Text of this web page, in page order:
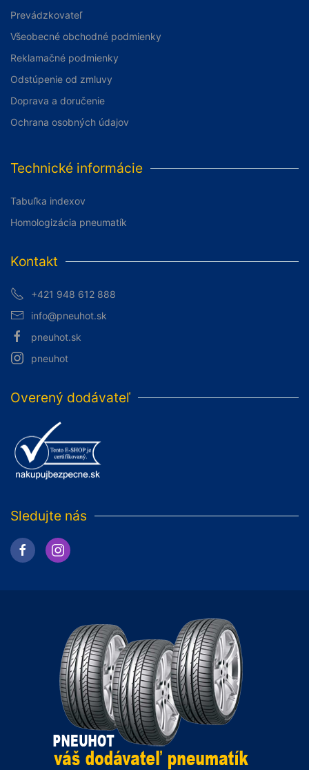
Prevádzkovateľ
Všeobecné obchodné podmienky
Reklamačné podmienky
Odstúpenie od zmluvy
Doprava a doručenie
Ochrana osobných údajov
Technické informácie
Tabuľka indexov
Homologizácia pneumatík
Kontakt
+421 948 612 888
info@pneuhot.sk
pneuhot.sk
pneuhot
Overený dodávateľ
Sledujte nás